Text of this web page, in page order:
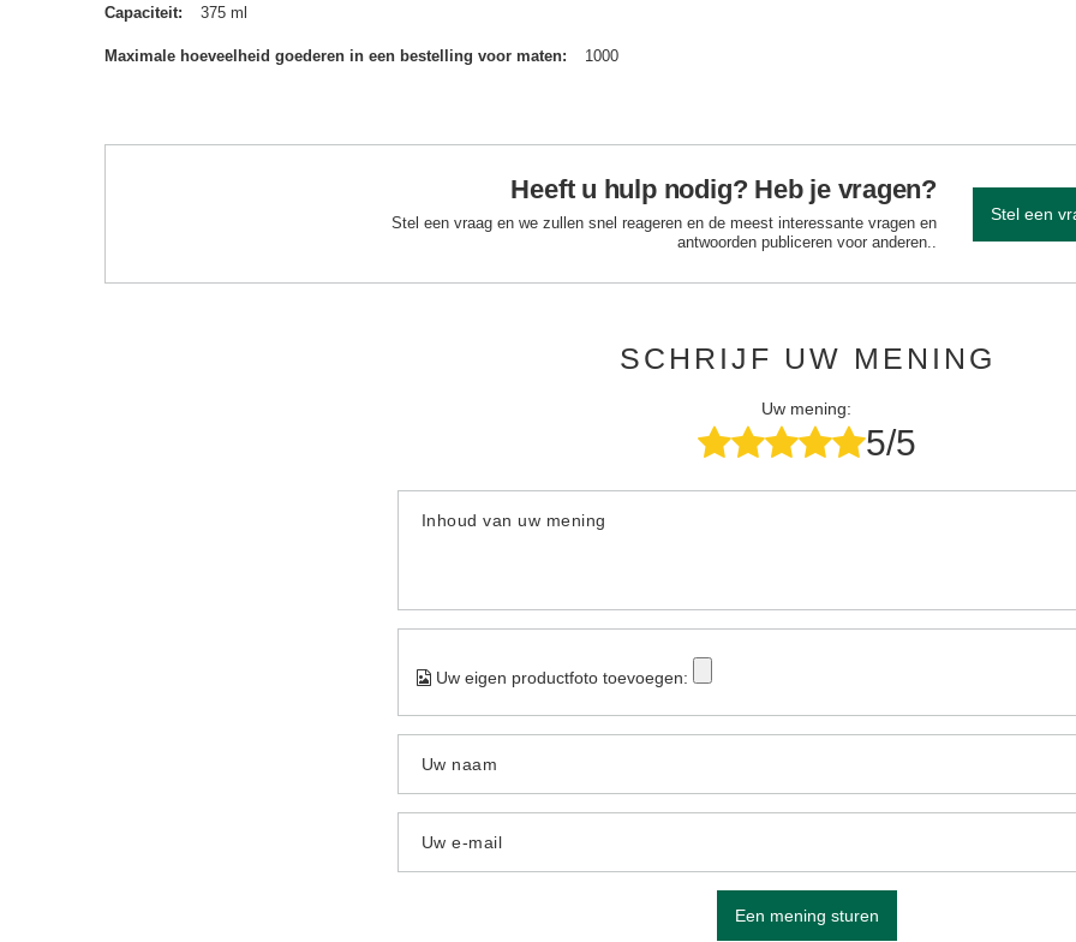
Capaciteit 375 ml
Maximale hoeveelheid goederen in een bestelling voor maten 1000
Heeft u hulp nodig? Heb je vragen?
Stel een vraag en we zullen snel reageren en de meest interessante vragen en
antwoorden publiceren voor anderen..
Stel een
SCHRIJF UW MENING
Uw mening:
5/5
Inhoud van uw mening
Uw eigen productfoto toevoegen:
Uw naam
Uw e-mail
Een mening sturen